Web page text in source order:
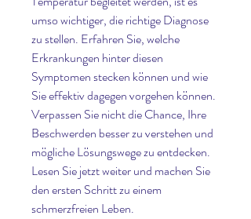
umso wichtiger, die richtige Diagnose
zu stellen. Erfahren Sie, welche
Erkrankungen hinter diesen
Symptomen stecken können und wie
Sie effektiv dagegen vorgehen können.
Verpassen Sie nicht die Chance, Ihre
Beschwerden besser zu verstehen und
mögliche Lösungswege zu entdecken.
Lesen Sie jetzt weiter und machen Sie
den ersten Schritt zu einem
schmerzfreien Leben.